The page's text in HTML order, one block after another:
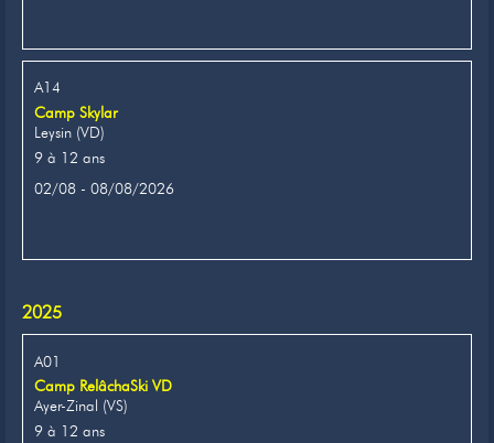
A14
Camp Skylar
Leysin (VD)
9 à 12 ans
02/08 - 08/08/2026
2025
A01
Camp RelâchaSki VD
Ayer-Zinal (VS)
9 à 12 ans